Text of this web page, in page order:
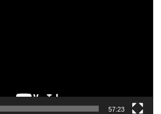
57:23